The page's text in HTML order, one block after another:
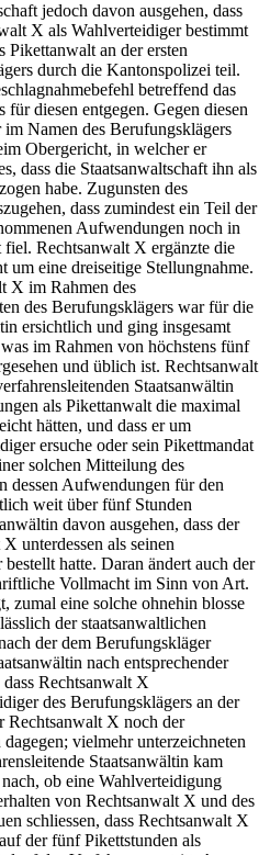
jedoch davon ausgehen, dass
X als Wahlverteidiger bestimmt
Pikettanwalt an der ersten
durch die Kantonspolizei teil.
betreffend das
für diesen entgegen. Gegen diesen
Namen des Berufungsklägers
Obergericht, in welcher er
dass die Staatsanwaltschaft ihn als
habe. Zugunsten des
dass zumindest ein Teil der
Aufwendungen noch in
Rechtsanwalt X ergänzte die
um eine dreiseitige Stellungnahme.
X im Rahmen des
des Berufungsklägers war für die
ersichtlich und ging insgesamt
im Rahmen von höchstens fünf
und üblich ist. Rechtsanwalt
Staatsanwältin
als Pikettanwalt die maximal
hätten, und dass er um
ersuche oder sein Pikettmandat
solchen Mitteilung des
dessen Aufwendungen für den
weit über fünf Stunden
davon ausgehen, dass der
unterdessen als seinen
hatte. Daran ändert auch der
Vollmacht im Sinn von Art.
zumal eine solche ohnehin blosse
der staatsanwaltlichen
der dem Berufungskläger
nach entsprechender
Rechtsanwalt X
des Berufungsklägers an der
Rechtsanwalt X noch der
vielmehr unterzeichneten
Staatsanwältin kam
ob eine Wahlverteidigung
von Rechtsanwalt X und des
schliessen, dass Rechtsanwalt X
der fünf Pikettstunden als